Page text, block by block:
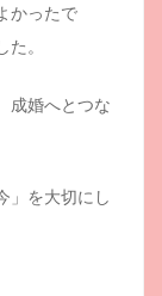
かったで
。
成婚へとつな
」を大切にし